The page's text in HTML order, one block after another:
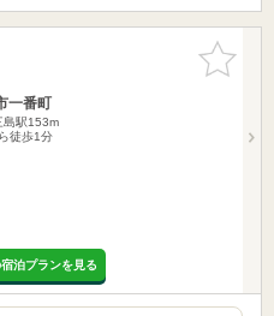
お気に入
りに追加
一番町
島駅153m
徒歩1分
泊プランを見る